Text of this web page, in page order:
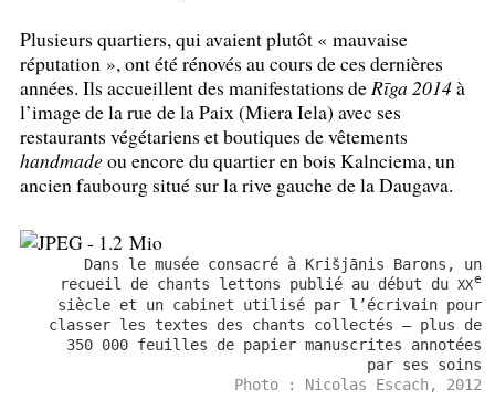
Plusieurs quartiers, qui avaient plutôt « mauvaise
réputation », ont été rénovés au cours de ces dernières
années. Ils accueillent des manifestations deRīga 2014à
l’image de la rue de la Paix (Miera Iela) avec ses
restaurants végétariens et boutiques de vêtements
handmadeou encore du quartier en bois Kalnciema, un
ancien faubourg situé sur la rive gauche de la Daugava.
Dans le musée consacré à Krišjānis Barons, un
recueil de chants lettons publié au début du XXe
siècle et un cabinet utilisé par l’écrivain pour
classer les textes des chants collectés — plus de
350 000 feuilles de papier manuscrites annotées
par ses soins
Photo : Nicolas Escach, 2012